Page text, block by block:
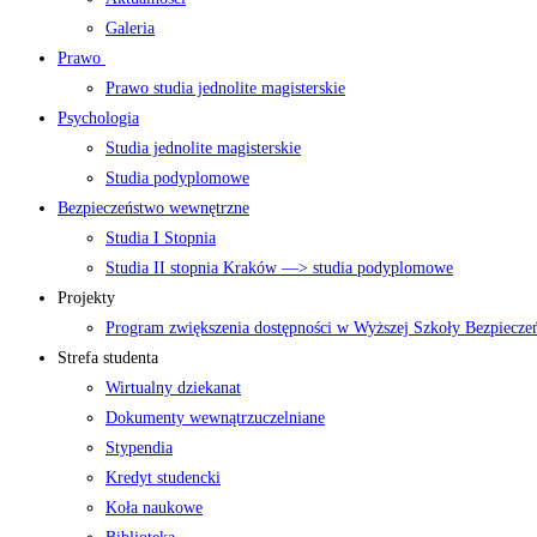
Galeria
Prawo
Prawo studia jednolite magisterskie
Psychologia
Studia jednolite magisterskie
Studia podyplomowe
Bezpieczeństwo wewnętrzne
Studia I Stopnia
Studia II stopnia Kraków —> studia podyplomowe
Projekty
Program zwiększenia dostępności w Wyższej Szkoły
Strefa studenta
Wirtualny dziekanat
Dokumenty wewnątrzuczelniane
Stypendia
Kredyt studencki
Koła naukowe